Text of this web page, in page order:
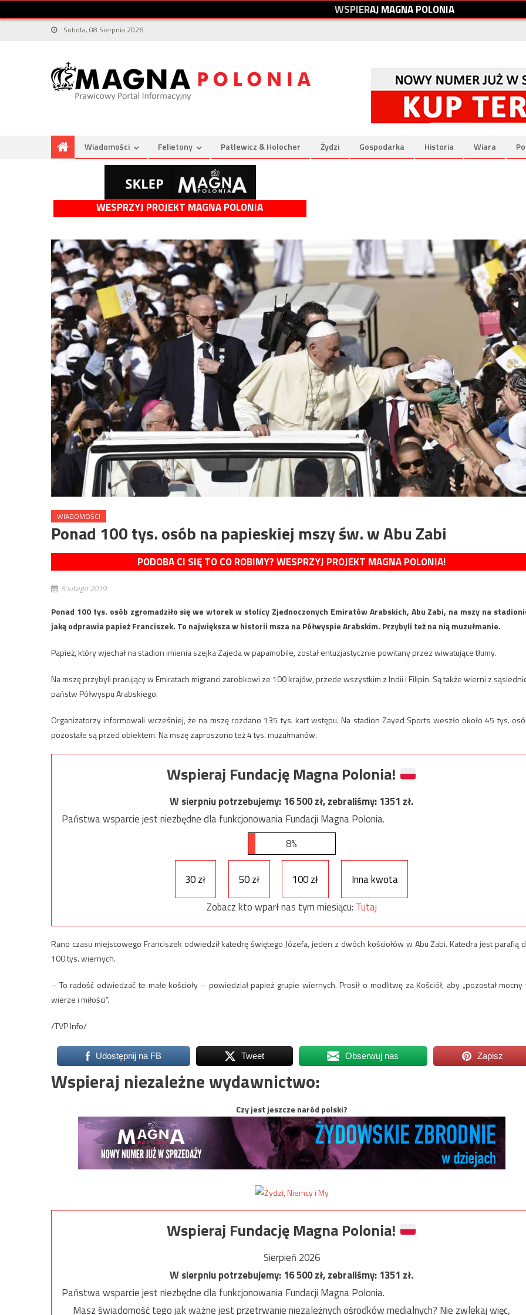
WSPIERAJMAGNAPOLONIA
Sobota, 08 Sierpnia 2026
Wiadomości Felietony Patlewicz & Holocher Żydzi Gospodarka Historia Wiara
WESPRZYJ PROJEKT MAGNA POLONIA
WIADOMOŚCI
Ponad 100 tys. osób na papieskiej mszy św. w Abu Zabi
PODOBA CI SIĘ TO CO ROBIMY? WESPRZYJ PROJEKT MAGNA POLONIA!
5 lutego 2019
Ponad 100 tys. osób zgromadziło się we wtorek w stolicy Zjednoczonych Emiratów Arabskich, Abu Zabi, na mszy na
jaką odprawia papież Franciszek. To największa w historii msza na Półwyspie Arabskim. Przybyli też na nią muzułmanie.
Papież, który wjechał na stadion imienia szejka Zajeda w papamobile, został entuzjastycznie powitany przez wiwatujące tłumy.
Na mszę przybyli pracujący w Emiratach migranci zarobkowi ze 100 krajów, przede wszystkim z Indii i Filipin. Są także wierni z
państw Półwyspu Arabskiego.
Organizatorzy informowali wcześniej, że na mszę rozdano 135 tys. kart wstępu. Na stadion Zayed Sports weszło około 45 tys.
pozostałe są przed obiektem. Na mszę zaproszono też 4 tys. muzułmanów.
Wspieraj Fundację Magna Polonia!
W sierpniu potrzebujemy:16 500zł, zebraliśmy:1351 zł.
Państwa wsparcie jest niezbędne dla funkcjonowania Fundacji Magna Polonia.
8%
30 zł 50 zł 100 zł
Inna kwota
Zobacz kto wparł nas tym miesiącu: Tutaj
Rano czasu miejscowego Franciszek odwiedził katedrę świętego Józefa, jeden z dwóch kościołów w Abu Zabi. Katedra jest parafią
100 tys. wiernych.
– To radość odwiedzać te małe kościoły – powiedział papież grupie wiernych. Prosił o modlitwę za Kościół, aby „pozostał mocny
wierze i miłości”.
/TVP Info/
Udostępnij na FB Tweet Obserwuj nas Zapisz
Wspieraj niezależne wydawnictwo:
Czy jest jeszcze naród polski?
Wspieraj Fundację Magna Polonia!
Sierpień 2026
W sierpniu potrzebujemy:16 500zł, zebraliśmy:1351 zł.
Państwa wsparcie jest niezbędne dla funkcjonowania Fundacji Magna Polonia.
Masz świadomość tego jak ważne jest przetrwanie niezależnych ośrodków medialnych? Nie zwlekaj więc,